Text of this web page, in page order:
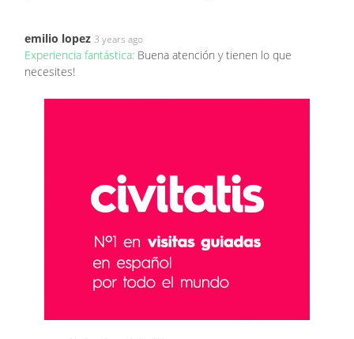
emilio lopez 3 years ago
Experiencia fantástica: Buena atención y tienen lo que
necesites!